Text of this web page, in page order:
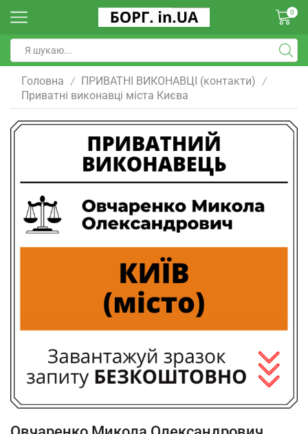
0
Головна / ПРИВАТНІ ВИКОНАВЦІ (контакти) /
Приватні виконавці міста Києва